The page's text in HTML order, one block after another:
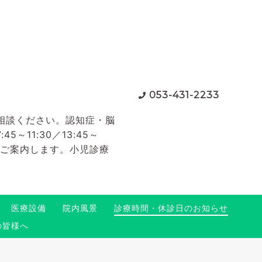
談ください。認知症・脳
～11:30／13:45～
案内します。小児診療
053-431-2233
医療設備 院内風景
診療時間・休診日のお知らせ
様へ